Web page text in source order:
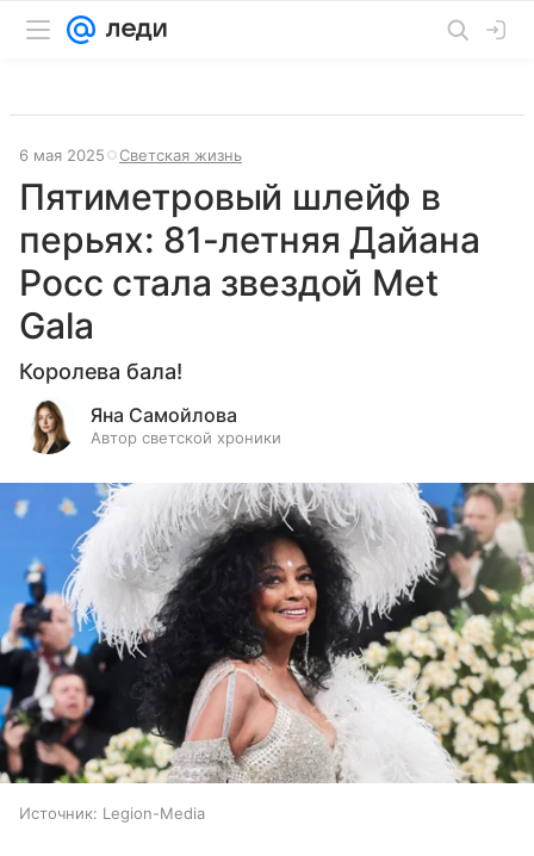
6 мая 2025 Светская жизнь
Пятиметровый шлейф в
перьях: 81-летняя Дайана
Росс стала звездой Met
Gala
Королева бала!
Яна Самойлова
Автор светской хроники
Источник: Legion-Media